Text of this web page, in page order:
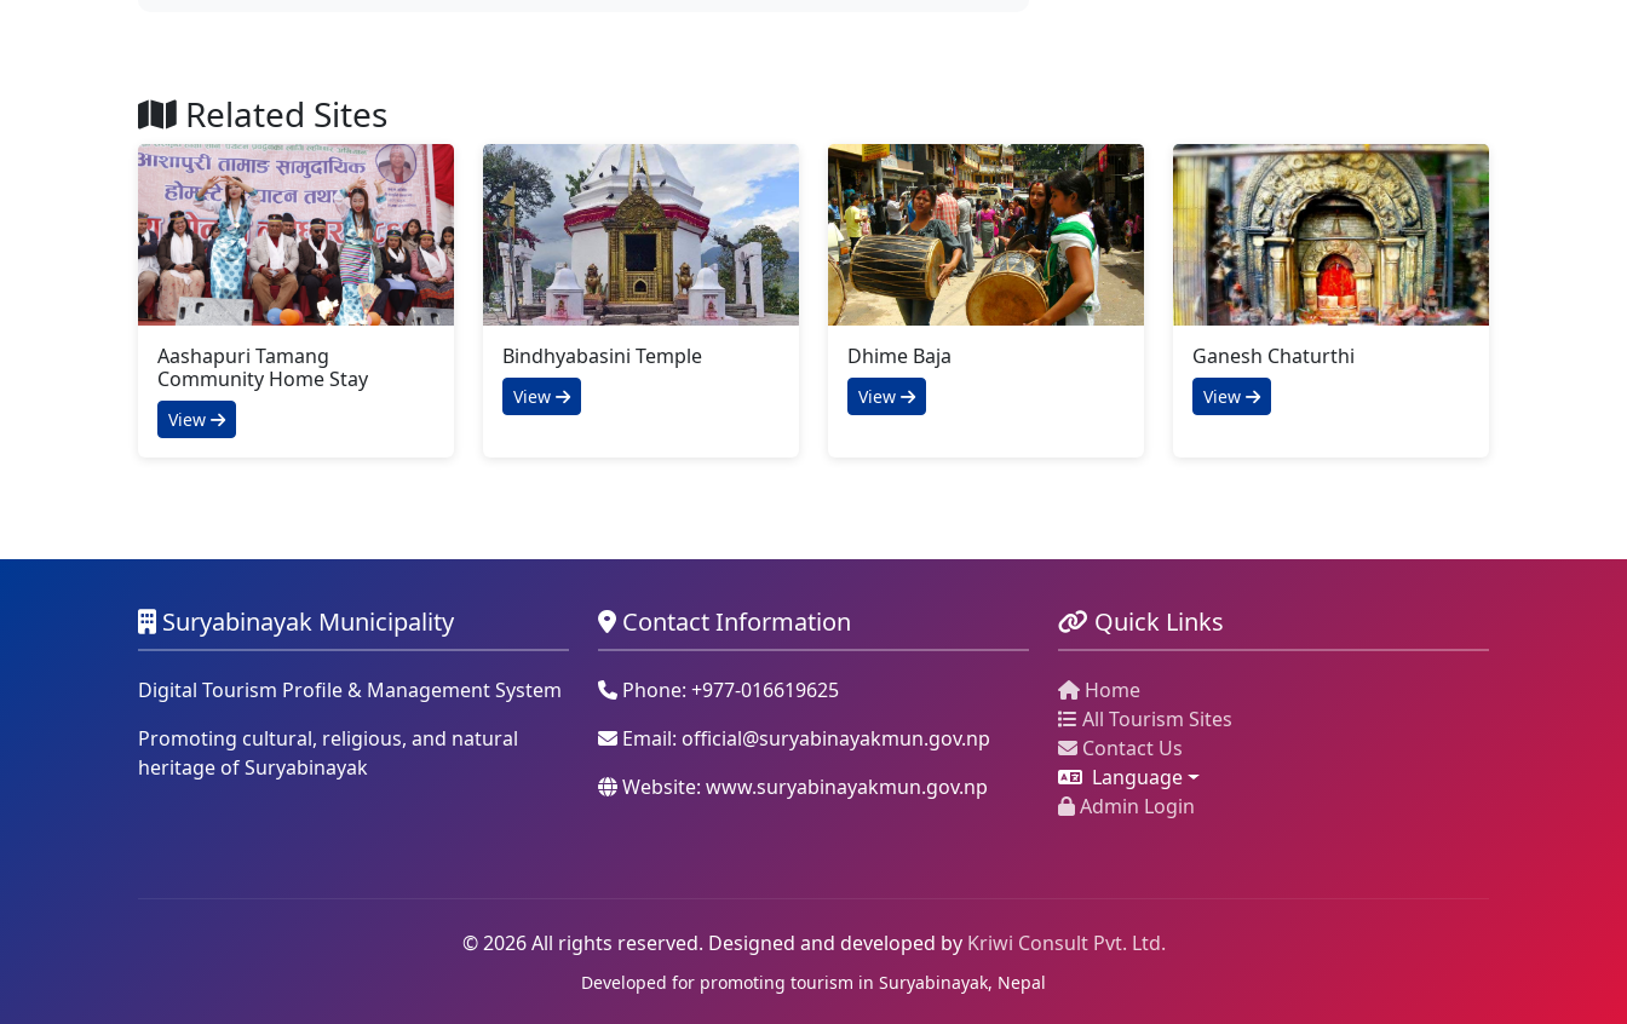
Related Sites
Aashapuri Tamang
Community Home Stay
View
Bindhyabasini Temple
View
Dhime Baja
View
Ganesh Chaturthi
View
Suryabinayak Municipality
Digital Tourism Profile & Management System
Promoting cultural, religious, and natural
heritage of Suryabinayak
Contact Information
Phone: +977-016619625
Email: official@suryabinayakmun.gov.np
Website: www.suryabinayakmun.gov.np
Quick Links
Home
All Tourism Sites
Contact Us
Language
Admin Login
© 2026 All rights reserved. Designed and developed by Kriwi Consult Pvt. Ltd.
Developed for promoting tourism in Suryabinayak, Nepal